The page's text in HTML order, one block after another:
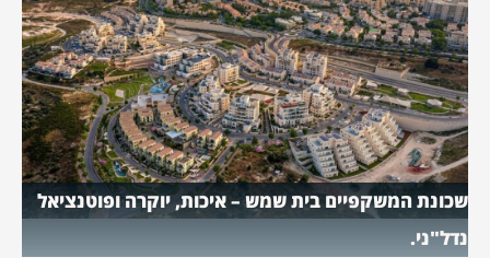
שכונת המשקפיים בית שמש – איכות, יוקרה ופוטנציאל
נדל"ני.